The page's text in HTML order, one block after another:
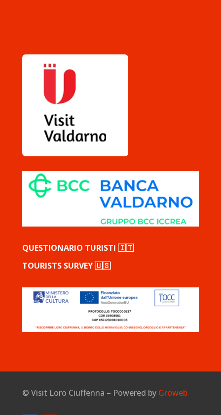
QUESTIONARIO TURISTI 🇮🇹
TOURISTS SURVEY 🇺🇸
© Visit Loro Ciuffenna – Powered by Groweb